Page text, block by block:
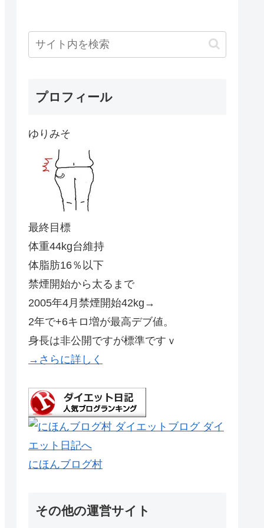
プロフィール
ゆりみそ
最終目標
体重44kg台維持
体脂肪16％以下
禁煙開始から太るまで
2005年4月禁煙開始42kg→
2年で+6キロ増が最高デブ値。
身長は非公開ですが標準ですｖ
→さらに詳しく
にほんブログ村
その他の運営サイト